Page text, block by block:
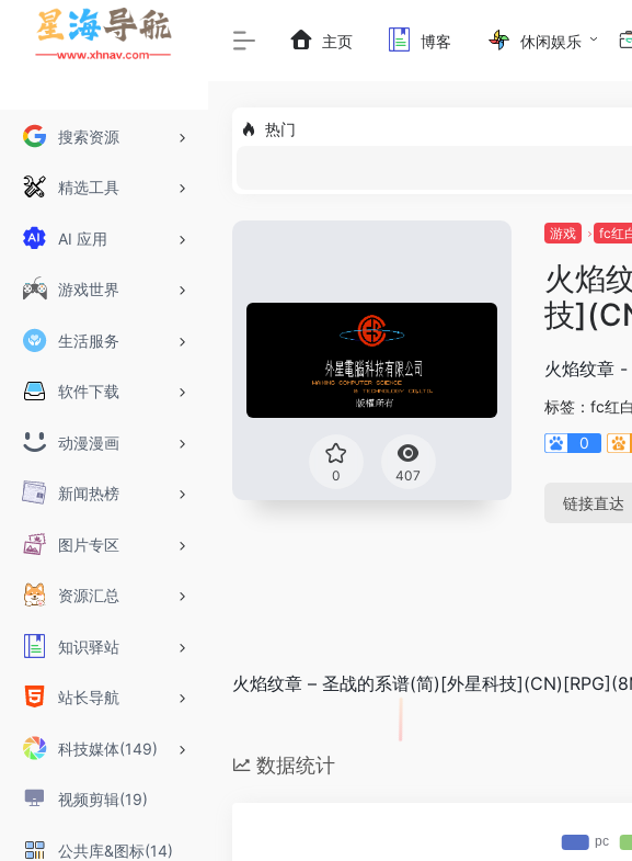
搜索资源
精选工具
AI 应用
游戏世界
生活服务
软件下载
动漫漫画
新闻热榜
图片专区
资源汇总
知识驿站
站长导航
科技媒体(149)
视频剪辑(19)
公共库&图标(14)
主页 博客 休闲娱乐
热门
0 407
游戏 fc红
火焰
技
火焰纹章
标签： fc红
0
链接直达
火焰纹章 – 圣战的系谱(简)[外星科技
数据统计